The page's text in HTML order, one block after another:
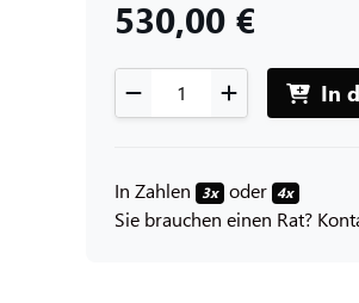
530,00 €
In
In Zahlen 3x oder 4x
Sie brauchen einen Rat?